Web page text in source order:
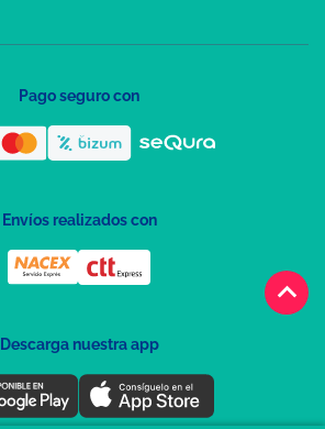
keyboard_arrow_up
Pago seguro con
Envíos realizados con
Descarga nuestra app